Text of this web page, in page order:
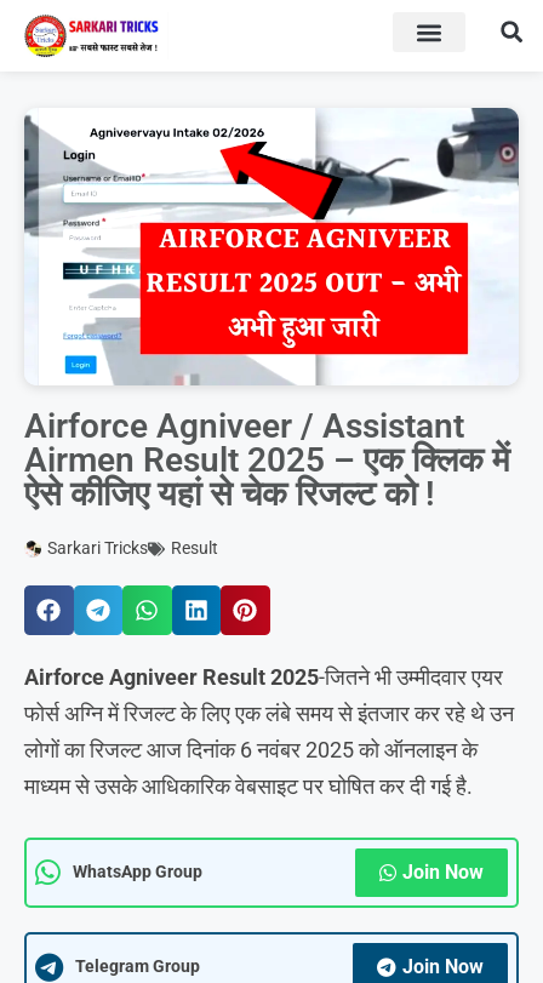
Airforce Agniveer / Assistant
Airmen Result 2025 – एक क्लिक में
ऐसे कीजिए यहां से चेक रिजल्ट को !
Sarkari Tricks Result
Airforce Agniveer Result 2025-जितने भी उम्मीदवार एयर
फोर्स अग्नि में रिजल्ट के लिए एक लंबे समय से इंतजार कर रहे थे उन
लोगों का रिजल्ट आज दिनांक 6 नवंबर 2025 को ऑनलाइन के
माध्यम से उसके आधिकारिक वेबसाइट पर घोषित कर दी गई है.
WhatsApp Group Join Now
Telegram Group Join Now